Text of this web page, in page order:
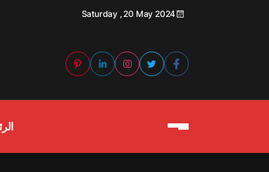
Saturday , 20 May 2024